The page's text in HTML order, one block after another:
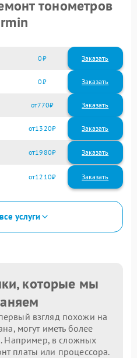
тонометров
0 Заказать
0 Заказать
770
1320
1980
1210
услуги
которые мы
взгляд похожи на
могут иметь более
Например, в сложных
платы или процессора.